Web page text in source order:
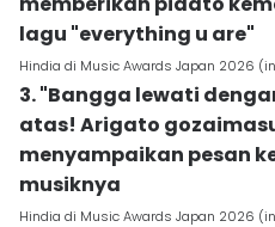
lagu "everything u are"
Hindia di Music Awards Japan 2026
3. "Bangga lewati
atas! Arigato
menyampaikan pesan
musiknya
Hindia di Music Awards Japan 2026